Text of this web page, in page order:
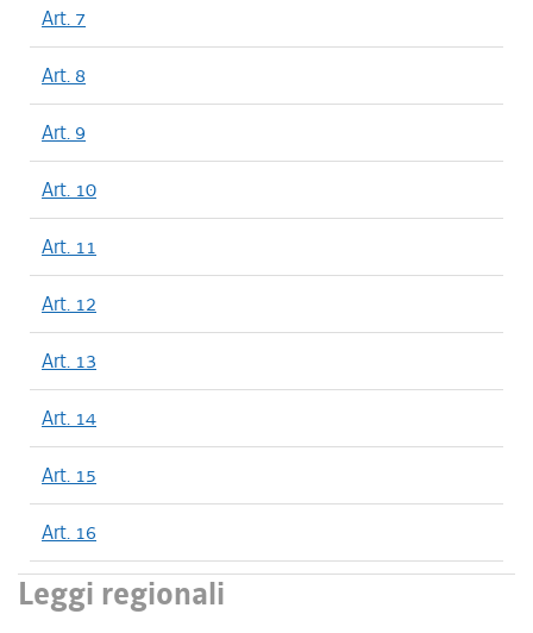
Art. 7
Art. 8
Art. 9
Art. 10
Art. 11
Art. 12
Art. 13
Art. 14
Art. 15
Art. 16
Leggi regionali